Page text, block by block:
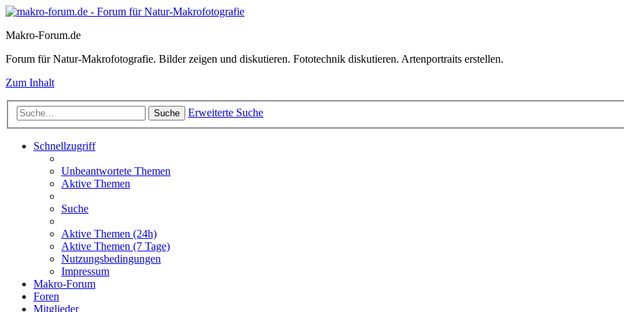
Makro-Forum.de
Forum für Natur-Makrofotografie. Bilder zeigen und diskutieren. Fototechnik diskutieren. Artenportraits erstellen.
Zum Inhalt
Suche Erweiterte Suche
Schnellzugriff
Unbeantwortete Themen
Aktive Themen
Suche
Aktive Themen (24h)
Aktive Themen (7 Tage)
Nutzungsbedingungen
Impressum
Makro-Forum
Foren
Mitglieder